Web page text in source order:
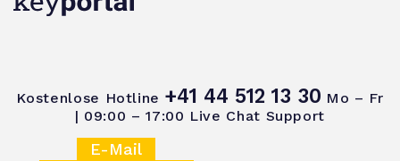
Kostenlose Hotline +41 44 512 13 30 Mo – Fr
| 09:00 – 17:00 Live Chat Support
E-Mail